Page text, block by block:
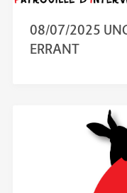
08/07/2025
ERRANT